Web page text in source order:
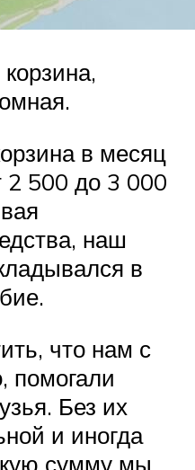
в месяц
2 500 до 3 000
наш
в
что нам с
помогали
Без их
и иногда
сумму мы